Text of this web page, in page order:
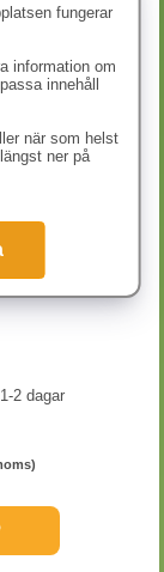
1-2 dagar
fungerar
information om
innehåll
när som helst
ner på